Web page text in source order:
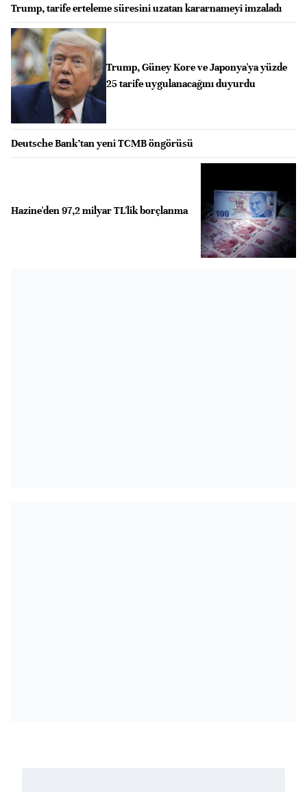
Trump, tarife erteleme süresini uzatan kararnameyi imzaladı
Trump, Güney Kore ve Japonya'ya yüzde
25 tarife uygulanacağını duyurdu
Deutsche Bank’tan yeni TCMB öngörüsü
Hazine'den 97,2 milyar TL'lik borçlanma